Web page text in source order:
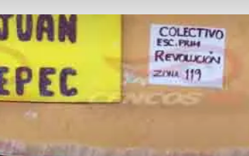
Comunicación
Social